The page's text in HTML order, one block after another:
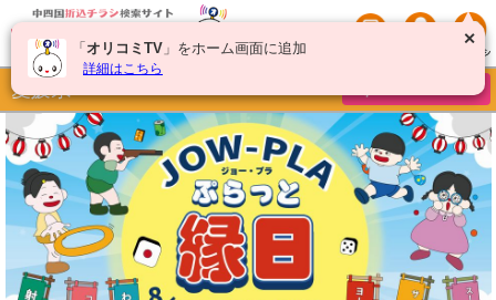
愛媛県
✕
「 オリコミTV 」をホーム画面に追加
詳細はこちら